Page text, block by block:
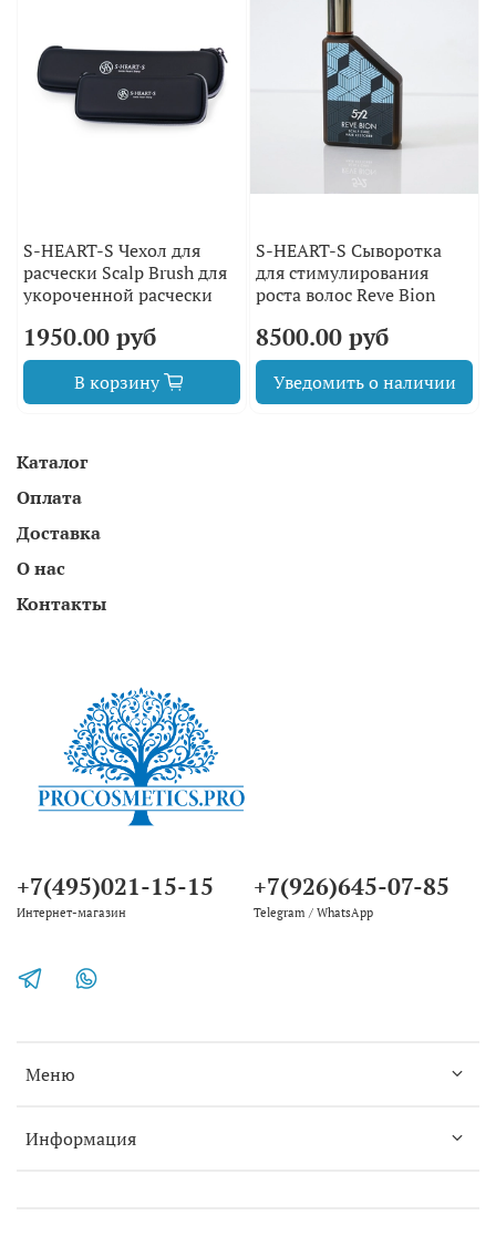
S-HEART-S Чехол для
расчески Scalp Brush для
укороченной расчески
1950.00 руб
В корзину
S-HEART-S Сыворотка
для стимулирования
роста волос Reve Bion
8500.00 руб
Уведомить о наличии
Каталог
Оплата
Доставка
О нас
Контакты
Меню
Информация
+7(495)021-15-15
Интернет-магазин
+7(926)645-07-85
Telegram / WhatsApp